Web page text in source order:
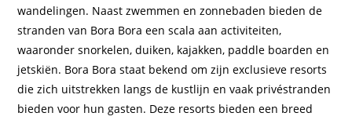
wandelingen. Naast zwemmen en zonnebaden bieden de
stranden van Bora Bora een scala aan activiteiten,
waaronder snorkelen, duiken, kajakken, paddle boarden en
jetskiën. Bora Bora staat bekend om zijn exclusieve resorts
die zich uitstrekken langs de kustlijn en vaak privéstranden
bieden voor hun gasten. Deze resorts bieden een breed